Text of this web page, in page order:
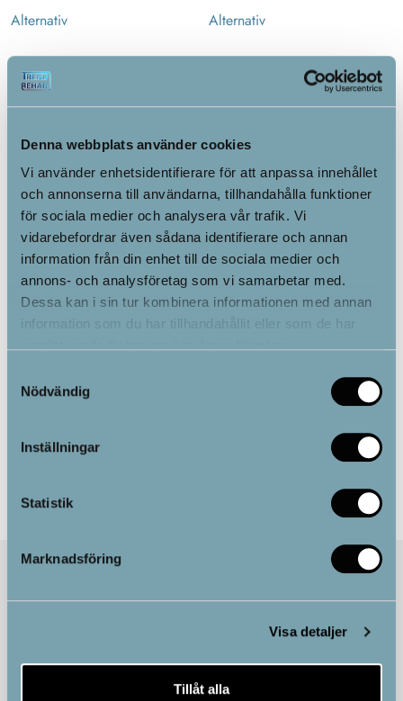
Denna webbplats använder cookies
Vi använder enhetsidentifierare för att anpassa innehållet
och annonserna till användarna, tillhandahålla funktioner
för sociala medier och analysera vår trafik. Vi
vidarebefordrar även sådana identifierare och annan
information från din enhet till de sociala medier och
annons- och analysföretag som vi samarbetar med.
Dessa kan i sin tur kombinera informationen med annan
information som du har tillhandahållit eller som de har
Nödvändig
Inställningar
Statistik
Marknadsföring
Visa detaljer
Tillåt alla
Alternativ Alternativ
MicroVibe
Kategorier